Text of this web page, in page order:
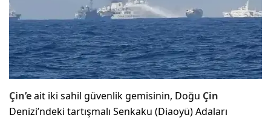
Çin’eait iki sahil güvenlik gemisinin, Doğu Çin
Denizi’ndeki tartışmalı Senkaku (Diaoyü) Adaları